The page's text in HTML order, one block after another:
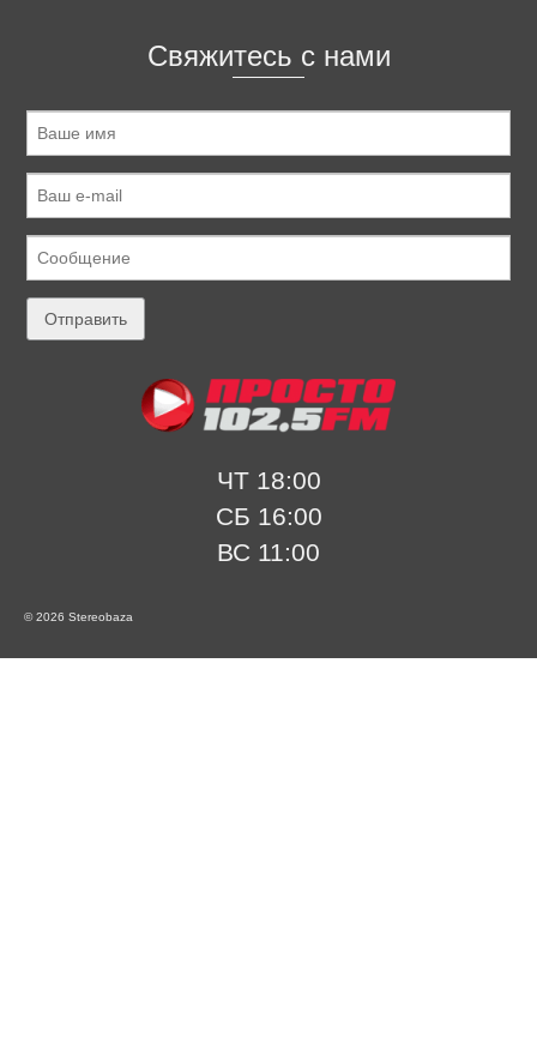
Свяжитесь с нами
ЧТ 18:00
СБ 16:00
ВС 11:00
© 2026 Stereobaza